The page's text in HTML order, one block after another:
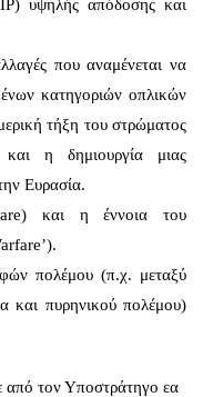
υψηλής απόδοσης και
που αναμένεται να
κατηγοριών οπλικών
τήξη του στρώματος
η δημιουργία μιας
Ευρασία.
και η έννοια του
πολέμου (π.χ. μεταξύ
και πυρηνικού πολέμου)
από τον Υποστράτηγο εα